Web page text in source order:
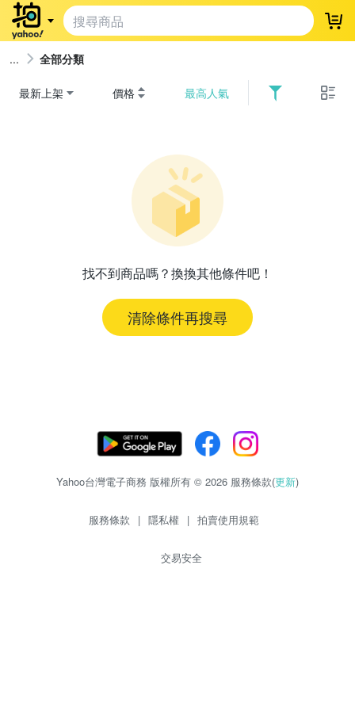
登
全部分類
最新上架 價格 最高人氣
找不到商品嗎？換換其他條件吧！
清除條件再搜尋
Yahoo台灣電子商務 版權所有 © 2026 服務條款(更新)
服務條款 | 隱私權 | 拍賣使用規範
交易安全